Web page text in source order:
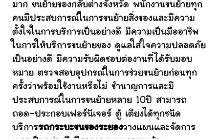
มาก ขนย้ายของกลับต่างจังหวัด พนักงานขนย้ายทุก
คนมีประสบการณ์ในการขนย้ายสิ่งของและมีความ
ตั้งใจในการบริการเป็นอย่างดี มีความเป็นมืออาชีพ
ในการให้บริการขนย้ายของ ดูแลใส่ใจความปลอดภัย
เป็นอย่างดี มีความรับผิดชอบต่องานที่ได้รับมอบ
หมาย ตรวจสอบอุปกรณ์ในการช่วยขนย้ายก่อนทุก
ครั้งว่าพร้อมใช้งานหรือไม่ ชำนาญการและมี
ประสบการณ์ในการขนย้ายหลาย 10ปี สามารถ
ถอด-ประกอบเฟอร์นิเจอร์ ตู้ เตียงได้ทุกชนิด
บริการรถกระบะขนของระยองวางแผนและจัดการ